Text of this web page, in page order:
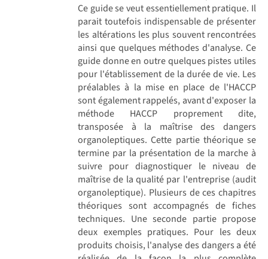
Ce guide se veut essentiellement pratique. Il
parait toutefois indispensable de présenter
les altérations les plus souvent rencontrées
ainsi que quelques méthodes d'analyse. Ce
guide donne en outre quelques pistes utiles
pour l'établissement de la durée de vie. Les
préalables à la mise en place de l'HACCP
sont également rappelés, avant d'exposer la
méthode HACCP proprement dite,
transposée à la maîtrise des dangers
organoleptiques. Cette partie théorique se
termine par la présentation de la marche à
suivre pour diagnostiquer le niveau de
maîtrise de la qualité par l'entreprise (audit
organoleptique). Plusieurs de ces chapitres
théoriques sont accompagnés de fiches
techniques. Une seconde partie propose
deux exemples pratiques. Pour les deux
produits choisis, l'analyse des dangers a été